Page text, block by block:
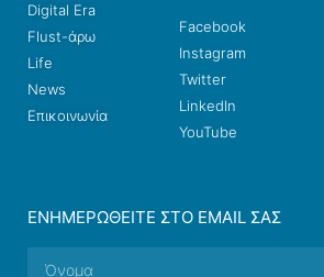
Digital Era
Flust-άρω
Life
News
Επικοινωνία
Facebook
Instagram
Twitter
LinkedIn
YouTube
ΕΝΗΜΕΡΩΘΕΊΤΕ ΣΤΟ EMAIL ΣΑΣ